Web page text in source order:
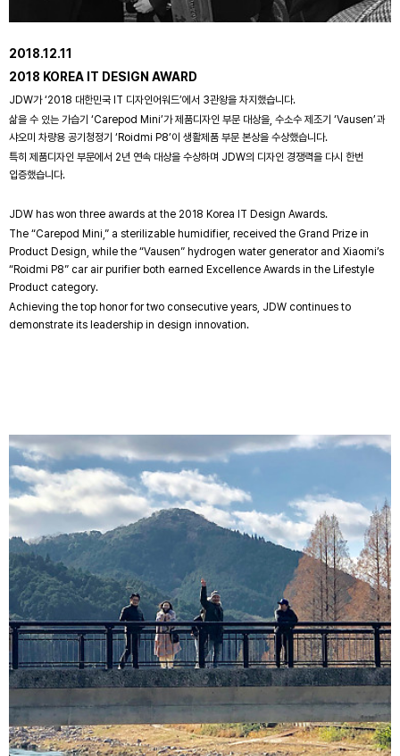
2018.12.11
2018 KOREA IT DESIGN AWARD
JDW가 ‘2018 대한민국 IT 디자인어워드’에서 3관왕을 차지했습니다.
삶을 수 있는 가습기 ‘Carepod Mini’가 제품디자인 부문 대상을, 수소수 제조기 ‘Vausen’과
샤오미 차량용 공기청정기 ‘Roidmi P8’이 생활제품 부문 본상을 수상했습니다.
특히 제품디자인 부문에서 2년 연속 대상을 수상하며 JDW의 디자인 경쟁력을 다시 한번
입증했습니다.
JDW has won three awards at the 2018 Korea IT Design Awards.
The “Carepod Mini,” a sterilizable humidifier, received the Grand Prize in
Product Design, while the “Vausen” hydrogen water generator and Xiaomi’s
“Roidmi P8” car air purifier both earned Excellence Awards in the Lifestyle
Product category.
Achieving the top honor for two consecutive years, JDW continues to
demonstrate its leadership in design innovation.